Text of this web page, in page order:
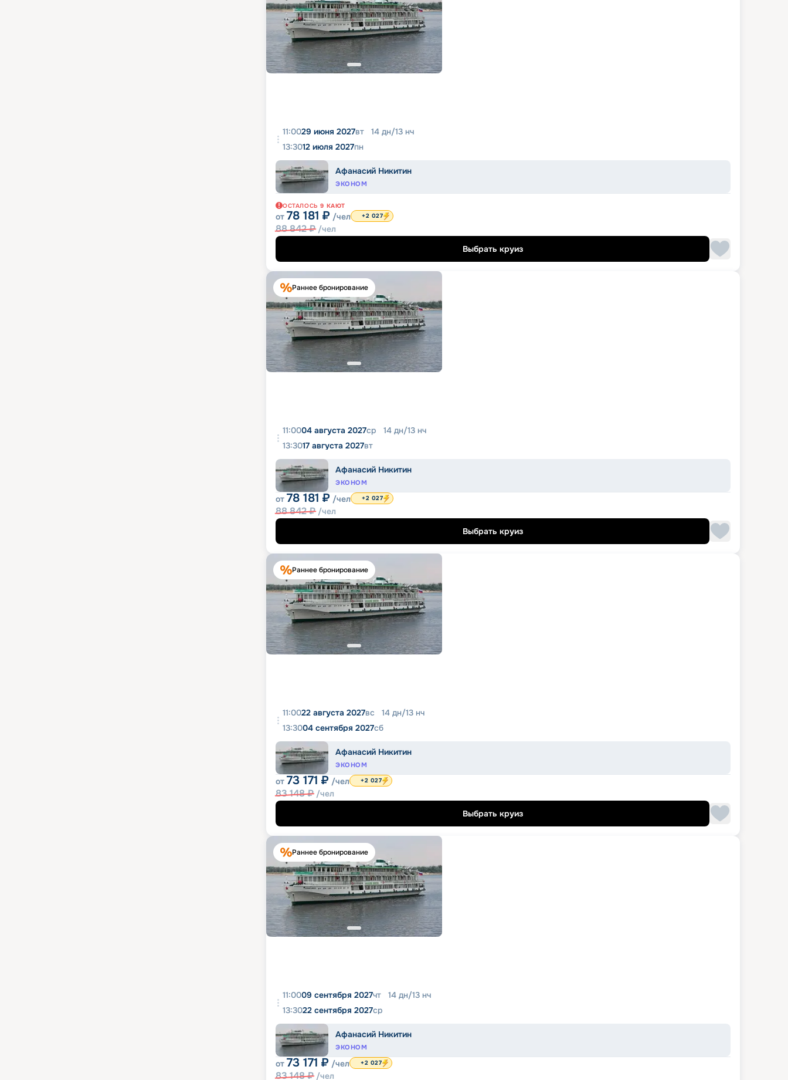
11:0029 июня 2027вт 14 дн/13 нч
13:3012 июля 2027пн
Афанасий Никитин
ЭКОНОМ
ОСТАЛОСЬ 9 КАЮТ
от 78 181 ₽ /чел
88 842₽ /чел
+2 027
Выбрать круиз
Раннее бронирование
11:0004 августа 2027ср 14 дн/13 нч
13:3017 августа 2027вт
Афанасий Никитин
ЭКОНОМ
от 78 181 ₽ /чел
88 842₽ /чел
+2 027
Выбрать круиз
Раннее бронирование
11:0022 августа 2027вс 14 дн/13 нч
13:3004 сентября 2027сб
Афанасий Никитин
ЭКОНОМ
от 73 171 ₽ /чел
83 148₽ /чел
+2 027
Выбрать круиз
Раннее бронирование
11:0009 сентября 2027чт 14 дн/13 нч
13:3022 сентября 2027ср
Афанасий Никитин
ЭКОНОМ
от 73 171 ₽ /чел
83 148₽ /чел
+2 027